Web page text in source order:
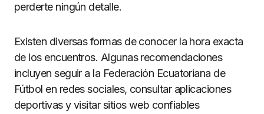
perderte ningún detalle.
Existen diversas formas de conocer la hora exacta
de los encuentros. Algunas recomendaciones
incluyen seguir a la Federación Ecuatoriana de
Fútbol en redes sociales, consultar aplicaciones
deportivas y visitar sitios web confiables